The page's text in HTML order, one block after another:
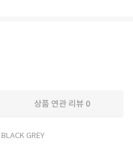
상품 연관 리뷰 0
GREY